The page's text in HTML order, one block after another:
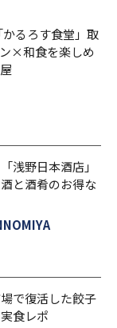
るろす食堂」取
×和食を楽しめ
浅野日本酒店」
と酒肴のお得な
で復活した餃子
食レポ